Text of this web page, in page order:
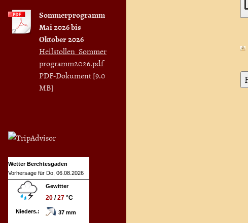
Sommerprogramm
Mai 2026 bis
Oktober 2026
Heilstollen_Sommer
programm2026.pdf
PDF-Dokument [9.0
MB]
Wetter Berchtesgaden
Vorhersage für Do, 06.08.2026
Gewitter
20 /27 °C
Nieders.: 37 mm